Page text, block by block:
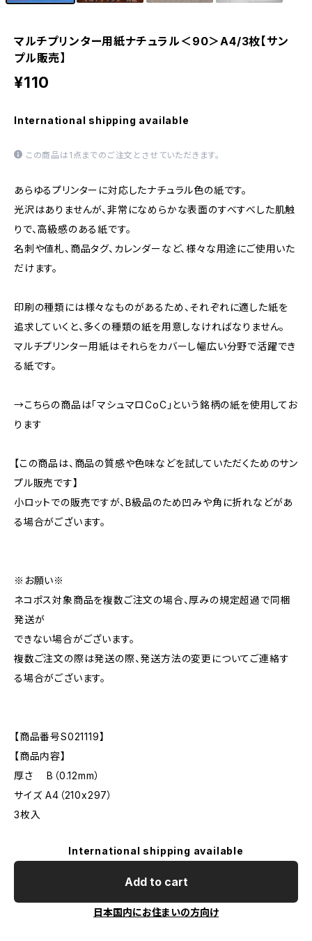
マルチプリンター用紙ナチュラル＜90＞A4/3枚【サン
プル販売】
¥110
International shipping available
この商品は1点までのご注文とさせていただきます。
あらゆるプリンターに対応したナチュラル色の紙です。
光沢はありませんが、非常になめらかな表面のすべすべした肌触
りで、高級感のある紙です。
名刺や値札、商品タグ、カレンダーなど、様々な用途にご使用いた
だけます。
印刷の種類には様々なものがあるため、それぞれに適した紙を
追求していくと、多くの種類の紙を用意しなければなりません。
マルチプリンター用紙はそれらをカバーし幅広い分野で活躍でき
る紙です。
→こちらの商品は「マシュマロCoC」という銘柄の紙を使用してお
ります
【この商品は、商品の質感や色味などを試していただくためのサン
プル販売です】
小ロットでの販売ですが、B級品のため凹みや角に折れなどがあ
る場合がございます。
※お願い※
ネコポス対象商品を複数ご注文の場合、厚みの規定超過で同梱
発送が
できない場合がございます。
複数ご注文の際は発送の際、発送方法の変更についてご連絡す
る場合がございます。
【商品番号S021119】
【商品内容】
厚さ B（0.12mm）
サイズ A4（210x297）
3枚入
International shipping available
Add to cart
日本国内にお住まいの方向け